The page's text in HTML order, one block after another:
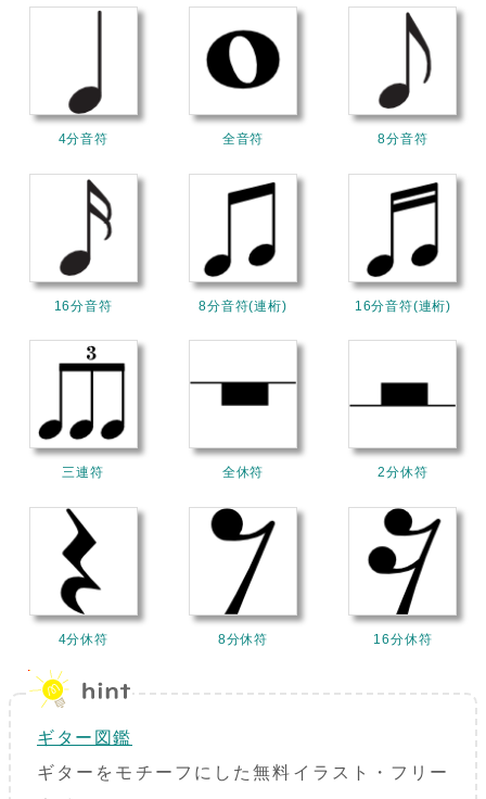
4分音符 全音符 8分音符
16分音符 8分音符(連桁) 16分音符(連桁)
三連符 全休符 2分休符
4分休符 8分休符 16分休符
ギター図鑑
ギターをモチーフにした無料イラスト・フリー